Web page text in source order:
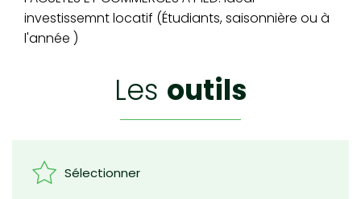
investissemnt locatif (Étudiants, saisonnière ou à
l'année )
les outils
Sélectionner